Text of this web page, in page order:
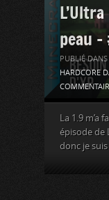
peau
PUBLIÉ DANS
HARDCORE
La 1.9 m’a
épisode de
donc je suis